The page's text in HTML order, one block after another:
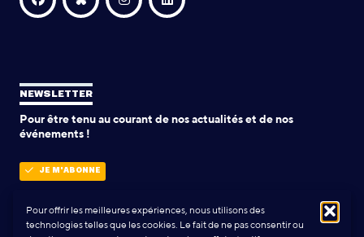
Pour offrir les meilleures expériences, nous utilisons des
technologies telles que les cookies. Le fait de ne pas consentir ou
NEWSLETTER
Pour être tenu au courant de nos actualités et de nos
événements !
JE M'ABONNE
POLITIQUE DE CONFIDENTIALITÉ